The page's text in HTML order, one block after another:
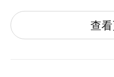
查